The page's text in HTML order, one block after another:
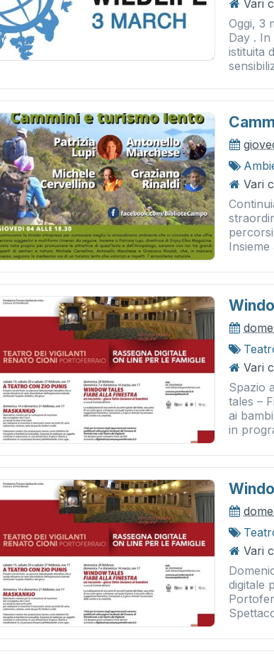
Vari
Oggi, 3
Day .
istituita
Vari
Insieme
Vari
Spazio
tales –
ai
in
Vari
digitale